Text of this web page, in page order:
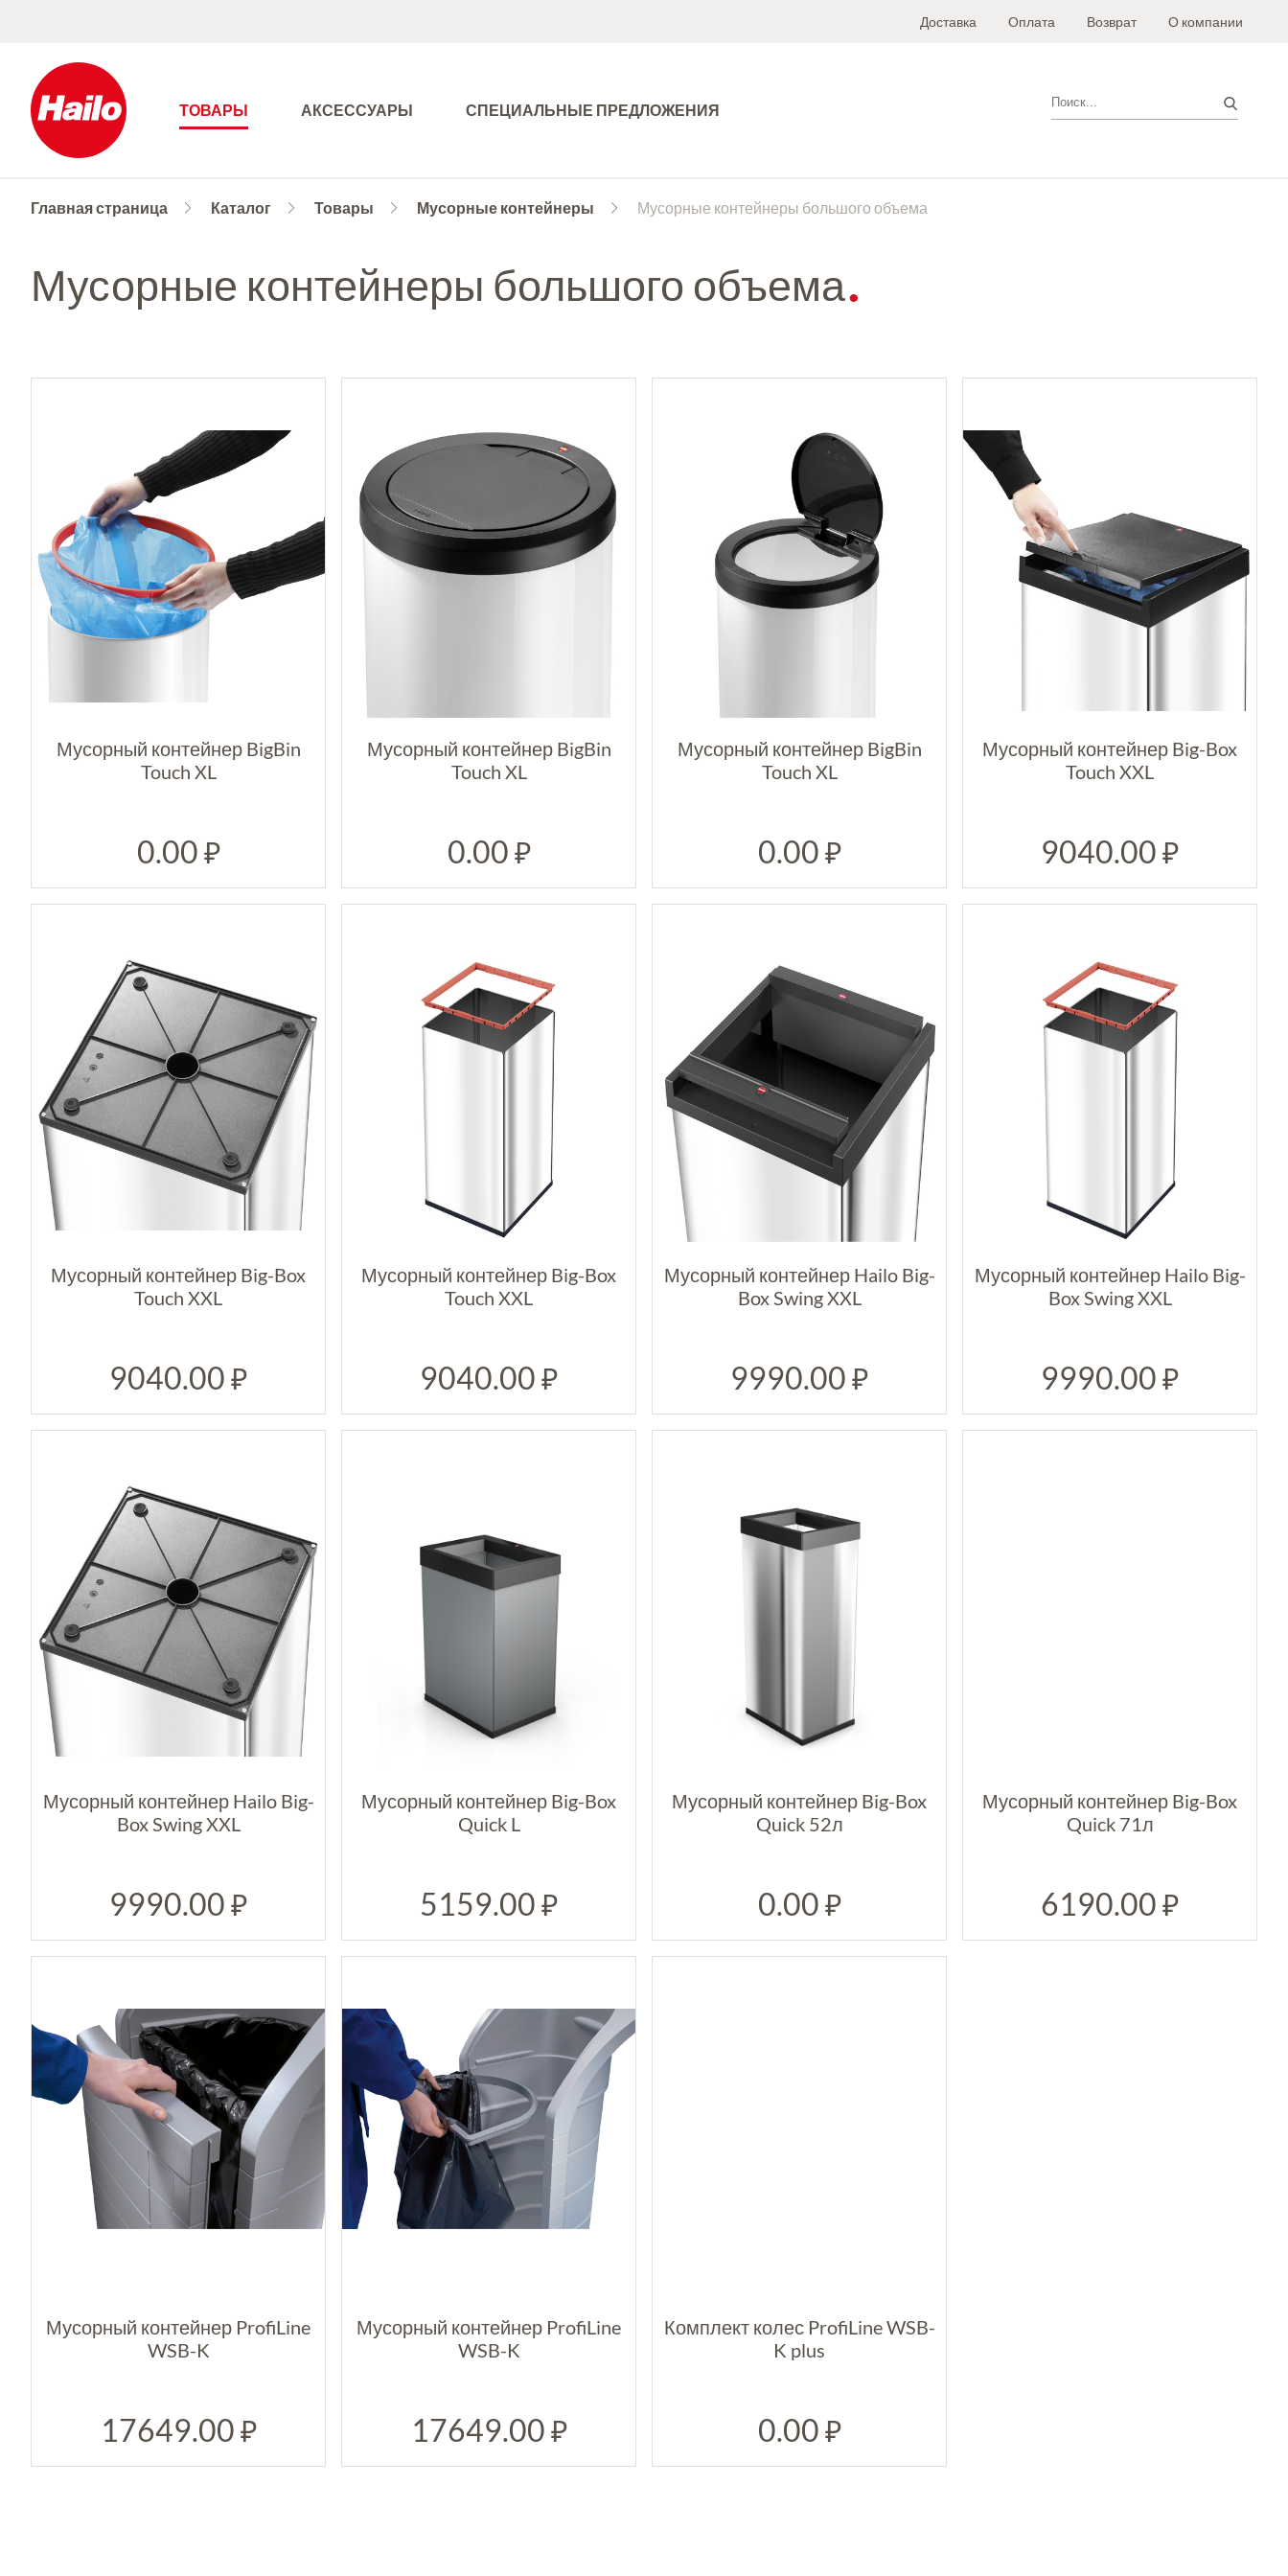
Доставка Оплата Возврат О компании
ТОВАРЫ АКСЕССУАРЫ СПЕЦИАЛЬНЫЕ ПРЕДЛОЖЕНИЯ Поиск
Главная страница Каталог Товары Мусорные контейнеры Мусорные контейнеры большого объема
Мусорные контейнеры большого объема
Мусорный контейнер BigBin
Touch XL
0.00 ₽
Мусорный контейнер BigBin
Touch XL
0.00 ₽
Мусорный контейнер BigBin
Touch XL
0.00 ₽
Мусорный контейнер Big-Box
Touch XXL
9040.00 ₽
Мусорный контейнер Big-Box
Touch XXL
9040.00 ₽
Мусорный контейнер Big-Box
Touch XXL
9040.00 ₽
Мусорный контейнер Hailo Big-
Box Swing XXL
9990.00 ₽
Мусорный контейнер Hailo Big-
Box Swing XXL
9990.00 ₽
Мусорный контейнер Hailo Big-
Box Swing XXL
9990.00 ₽
Мусорный контейнер Big-Box
Quick L
5159.00 ₽
Мусорный контейнер Big-Box
Quick 52л
0.00 ₽
Мусорный контейнер Big-Box
Quick 71л
6190.00 ₽
Мусорный контейнер ProfiLine
WSB-K
17649.00 ₽
Мусорный контейнер ProfiLine
WSB-K
17649.00 ₽
Комплект колес ProfiLine WSB-
K plus
0.00 ₽